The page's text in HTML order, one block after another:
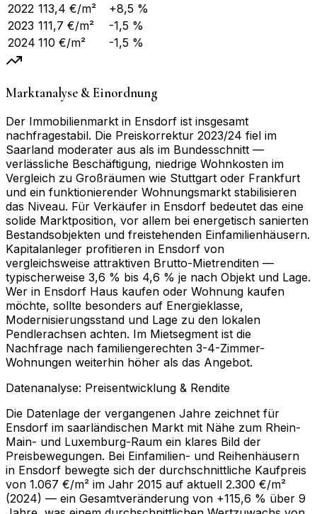
2022 113,4 €/m²
+8,5 %
2023 111,7 €/m²
-1,5 %
2024 110 €/m² -1,5 %
Marktanalyse & Einordnung
Der Immobilienmarkt in Ensdorf ist insgesamt
nachfragestabil. Die Preiskorrektur 2023/24 fiel im
Saarland moderater aus als im Bundesschnitt —
verlässliche Beschäftigung, niedrige Wohnkosten im
Vergleich zu Großräumen wie Stuttgart oder Frankfurt
und ein funktionierender Wohnungsmarkt stabilisieren
das Niveau. Für Verkäufer in Ensdorf bedeutet das eine
solide Marktposition, vor allem bei energetisch sanierten
Bestandsobjekten und freistehenden Einfamilienhäusern.
Kapitalanleger profitieren in Ensdorf von
vergleichsweise attraktiven Brutto-Mietrenditen —
typischerweise 3,6 % bis 4,6 % je nach Objekt und Lage.
Wer in Ensdorf Haus kaufen oder Wohnung kaufen
möchte, sollte besonders auf Energieklasse,
Modernisierungsstand und Lage zu den lokalen
Pendlerachsen achten. Im Mietsegment ist die
Nachfrage nach familiengerechten 3-4-Zimmer-
Wohnungen weiterhin höher als das Angebot.
Datenanalyse: Preisentwicklung & Rendite
Die Datenlage der vergangenen Jahre zeichnet für
Ensdorf im saarländischen Markt mit Nähe zum Rhein-
Main- und Luxemburg-Raum ein klares Bild der
Preisbewegungen. Bei Einfamilien- und Reihenhäusern
in Ensdorf bewegte sich der durchschnittliche Kaufpreis
von 1.067 €/m² im Jahr 2015 auf aktuell 2.300 €/m²
(2024) — ein Gesamtveränderung von +115,6 % über 9